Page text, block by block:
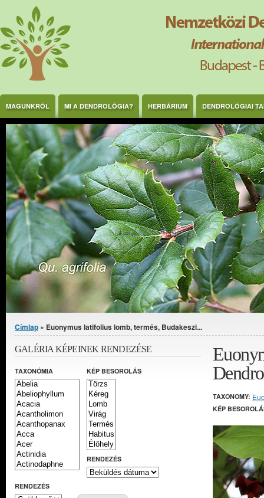
Ugrás a tartalomra
MAGUNKRÓL MI A DENDROLÓGIA? HERBÁRIUM DENDROLÓGIAI
Jelenlegi hely
Címlap » Euonymus latifolius lomb, termés, Budakeszi...
TAXONOMY:
KÉP
GALÉRIA KÉPEINEK RENDEZÉSE
TAXONÓMIA KÉP BESOROLÁS
RENDEZÉS
RENDEZÉS